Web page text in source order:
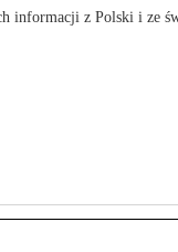
informacji z Polski i ze